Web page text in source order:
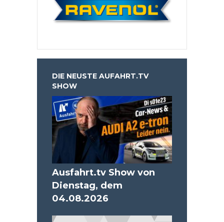
DIE NEUSTE AUFAHRT.TV
SHOW
Ausfahrt.tv Show von
Dienstag, dem
04.08.2026